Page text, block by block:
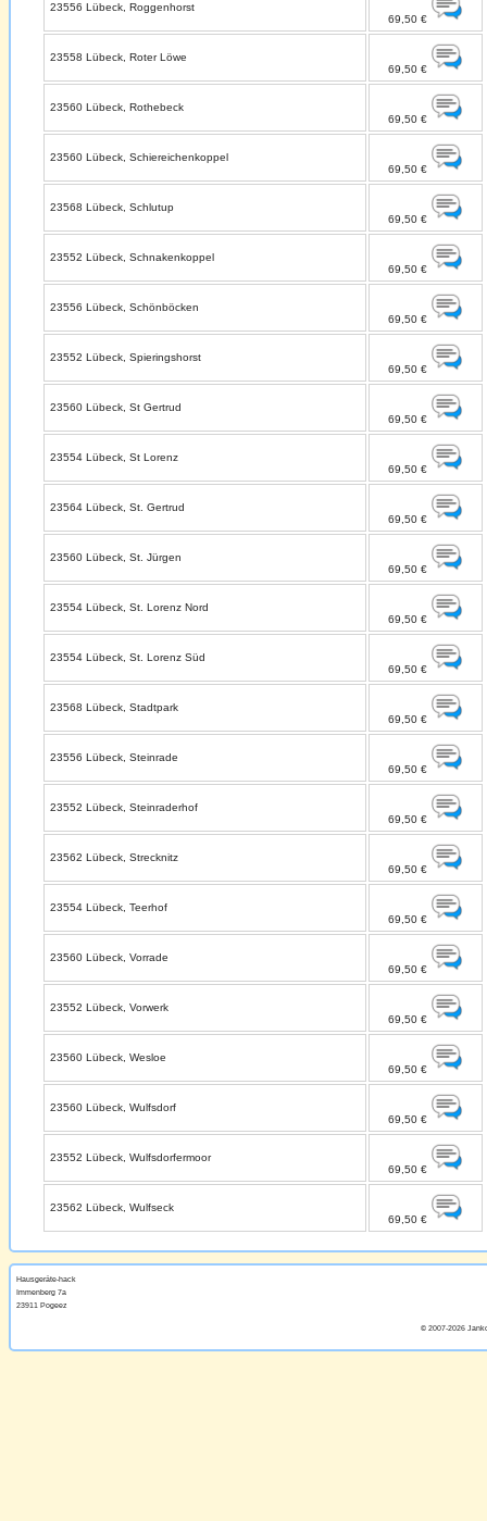
23556 Lübeck, Roggenhorst
69,50 €
23558 Lübeck, Roter Löwe
69,50 €
23560 Lübeck, Rothebeck
69,50 €
23560 Lübeck, Schiereichenkoppel
69,50 €
23568 Lübeck, Schlutup
69,50 €
23552 Lübeck, Schnakenkoppel
69,50 €
23556 Lübeck, Schönböcken
69,50 €
23552 Lübeck, Spieringshorst
69,50 €
23560 Lübeck, St Gertrud
69,50 €
23554 Lübeck, St Lorenz
69,50 €
23564 Lübeck, St. Gertrud
69,50 €
23560 Lübeck, St. Jürgen
69,50 €
23554 Lübeck, St. Lorenz Nord
69,50 €
23554 Lübeck, St. Lorenz Süd
69,50 €
23568 Lübeck, Stadtpark
69,50 €
23556 Lübeck, Steinrade
69,50 €
23552 Lübeck, Steinraderhof
69,50 €
23562 Lübeck, Strecknitz
69,50 €
23554 Lübeck, Teerhof
69,50 €
23560 Lübeck, Vorrade
69,50 €
23552 Lübeck, Vorwerk
69,50 €
23560 Lübeck, Wesloe
69,50 €
23560 Lübeck, Wulfsdorf
69,50 €
23552 Lübeck, Wulfsdorfermoor
69,50 €
23562 Lübeck, Wulfseck
69,50 €
Hausgeräte-hack
Immenberg 7a
23911 Pogeez
© 2007-2026